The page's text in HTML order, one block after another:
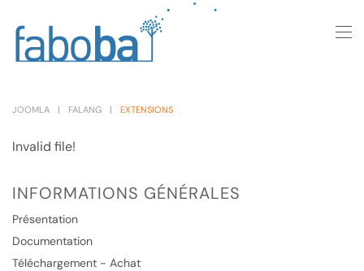
Skip to main content
JOOMLA FALANG EXTENSIONS
Invalid file!
INFORMATIONS GÉNÉRALES
Présentation
Documentation
Téléchargement - Achat